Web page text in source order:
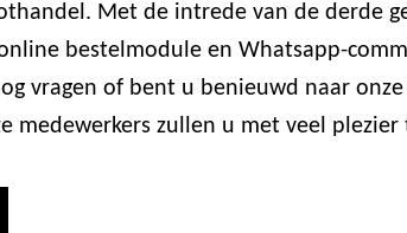
Met de intrede van de derde
bestelmodule en Whatsapp-
vragen of bent u benieuwd naar
medewerkers zullen u met veel